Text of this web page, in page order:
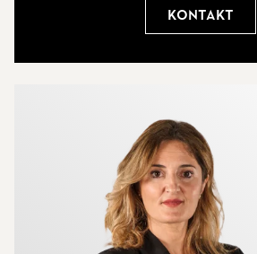
Kontakt